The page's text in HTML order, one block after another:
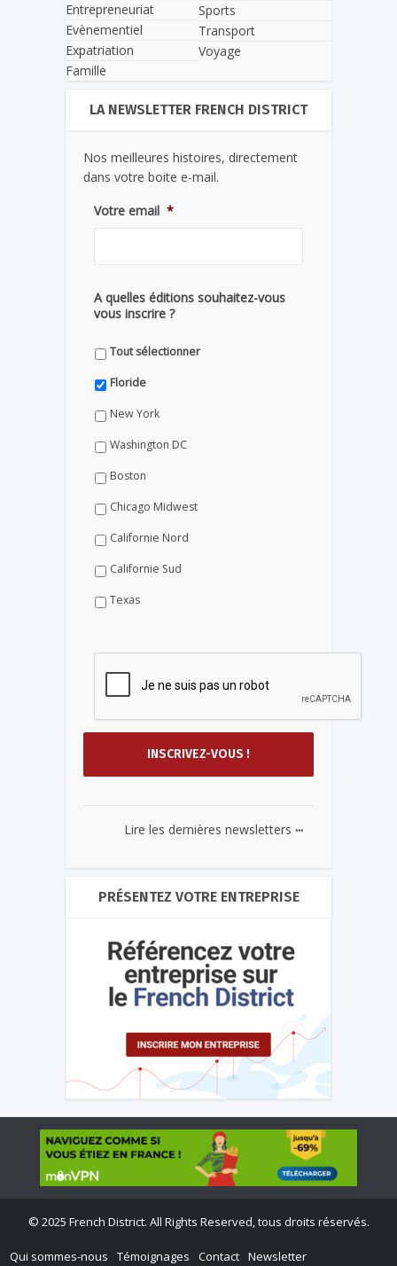
Entrepreneuriat
Evènementiel
Expatriation
Famille
Sports
Transport
Voyage
LA NEWSLETTER FRENCH DISTRICT
Nos meilleures histoires, directement
dans votre boite e-mail.
Votre email *
A quelles éditions souhaitez-vous
vous inscrire ?
Tout sélectionner
Floride
New York
Washington DC
Boston
Chicago Midwest
Californie Nord
Californie Sud
Texas
Lire les dernières newsletters ...
PRÉSENTEZ VOTRE ENTREPRISE
© 2025 French District. All Rights Reserved, tous droits réservés.
Qui sommes-nous Témoignages Contact Newsletter